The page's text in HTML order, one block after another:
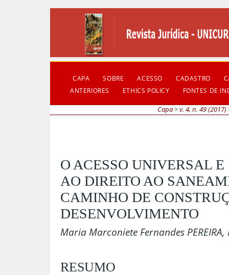
CAPA SOBRE ACESSO CADASTRO
ANTERIORES
ETHICS POLICY FONTES DE
Capa>v. 4, n. 49 (2017)
O ACESSO UNIVERSAL
AO DIREITO AO
CAMINHO DE
DESENVOLVIMENTO
Maria Marconiete Fernandes
RESUMO